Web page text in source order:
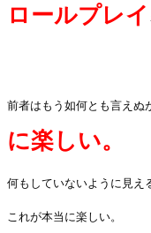
ロールプレイ
前者はもう如何とも言えぬ
に楽しい。
何もしていないように見え
これが本当に楽しい。